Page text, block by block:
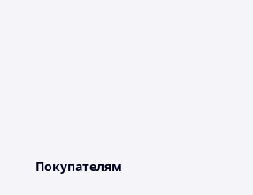
Покупателям